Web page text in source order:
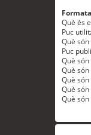
Què és
Puc
Què
Puc
Què
Què són
Què
Què
Què